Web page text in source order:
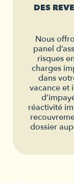
DES
Nous
panel
risques
charges
dans
vacance et
réactivité
dossier